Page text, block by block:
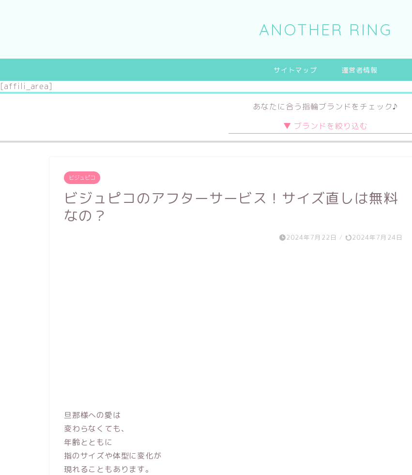
ANOTHER RING
サイトマップ 運営者情報
[affili_area]
あなたに合う指輪ブランドをチェック♪
～30万円 ～10万円 シンプル チタン 海外ブランド
ビジュピコ
ビジュピコのアフターサービス！サイズ直しは無料
なの？
2024年7月22日 / 2024年7月24日
旦那様への愛は
変わらなくても、
年齢とともに
指のサイズや体型に変化が
現れることもあります。